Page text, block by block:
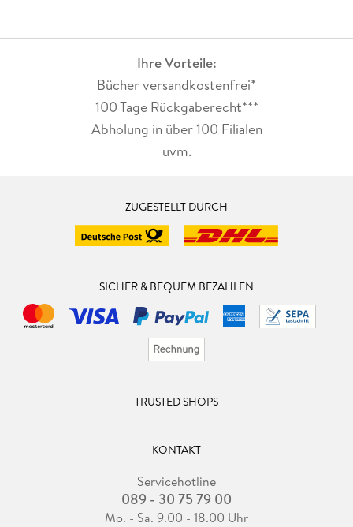
Ihre Vorteile:
Bücher versandkostenfrei*
100 Tage Rückgaberecht***
Abholung in über 100 Filialen
uvm.
ZUGESTELLT DURCH
SICHER & BEQUEM BEZAHLEN
TRUSTED SHOPS
KONTAKT
Servicehotline
089 - 30 75 79 00
Mo. - Sa. 9.00 - 18.00 Uhr